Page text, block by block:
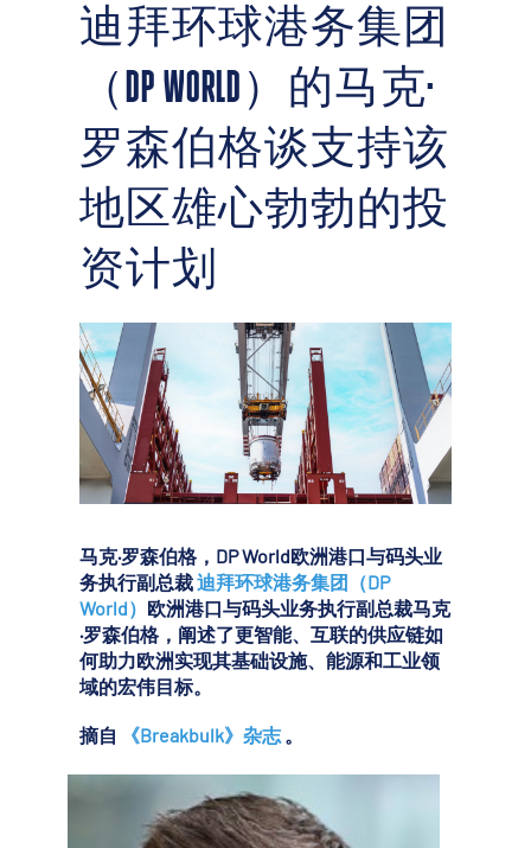
迪拜环球港务集团
（DP WORLD）的马克·
罗森伯格谈支持该
地区雄心勃勃的投
资计划
马克·罗森伯格，DP World欧洲港口与码头业
务执行副总裁迪拜环球港务集团（DP
World） 欧洲港口与码头业务执行副总裁马克
·罗森伯格，阐述了更智能、互联的供应链如
何助力欧洲实现其基础设施、能源和工业领
域的宏伟目标。
摘自 《Breakbulk》杂志 。